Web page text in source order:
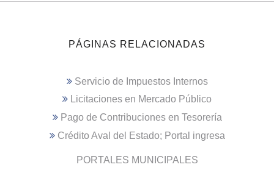
PÁGINAS RELACIONADAS
Servicio de Impuestos Internos
Licitaciones en Mercado Público
Pago de Contribuciones en Tesorería
Crédito Aval del Estado; Portal ingresa
PORTALES MUNICIPALES